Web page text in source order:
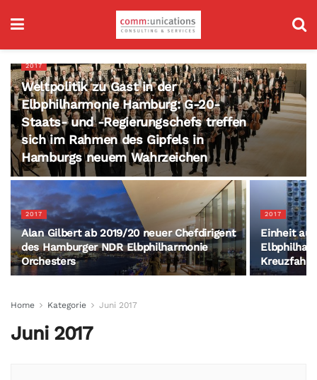
2017
Weltpolitik zu Gast in der
Elbphilharmonie Hamburg: G-20-
Staats- und -Regierungschefs treffen
sich im Rahmen des Gipfels in
Hamburgs neuem Wahrzeichen
2017
Alan Gilbert ab 2019/20 neuer Chefdirigent
des Hamburger NDR Elbphilharmonie
Orchesters
2017
Einheit
Home Kategorie Juni 2017
Juni 2017